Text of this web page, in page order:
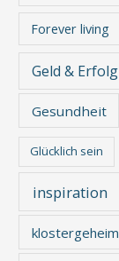
Forever living
Geld & Erfolg
Gesundheit
Glücklich sein
inspiration